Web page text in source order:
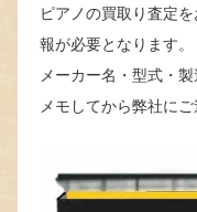
ピアノの買取り査定
報が必要となります。
メーカー名・型式・
メモしてから弊社にご